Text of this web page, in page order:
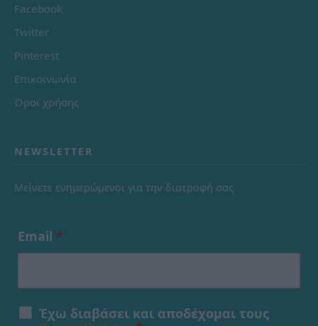
Facebook
Twitter
Pinterest
Επικοινωνία
Όροι χρήσης
NEWSLETTER
Μείνετε ενημερώμενοι για την διατροφή σας
Email *
Έχω διαβάσει και αποδέχομαι τους